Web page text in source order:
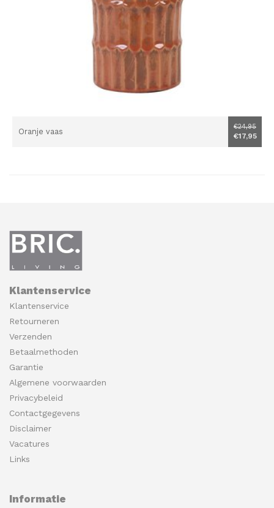
Oranje vaas
€24,95
€17,95
Klantenservice
Klantenservice
Retourneren
Verzenden
Betaalmethoden
Garantie
Algemene voorwaarden
Privacybeleid
Contactgegevens
Disclaimer
Vacatures
Links
Informatie